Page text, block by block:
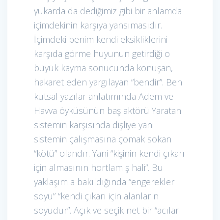
yukarda da dediğimiz gibi bir anlamda
içimdekinin karşıya yansımasıdır.
İçimdeki benim kendi eksikliklerini
karşıda görme huyunun getirdiği o
büyük kayma sonucunda konuşan,
hakaret eden yargılayan “bendir”. Ben
kutsal yazılar anlatımında Adem ve
Havva öyküsünün baş aktörü Yaratan
sistemin karşısında dişliye yani
sistemin çalışmasına çomak sokan
“kötü” olandır. Yani “kişinin kendi çıkarı
için almasının hortlamış hali”. Bu
yaklaşımla bakıldığında “engerekler
soyu” “kendi çıkarı için alanların
soyudur”. Açık ve seçik net bir “acılar